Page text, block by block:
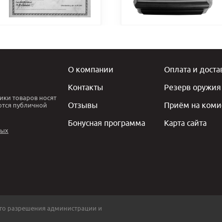
товаров носят
публичной
О компании
Контакты
Отзывы
Бонусная программа
Оплата и
Резерв оружия
Приём на
Карта сайта
разрешения администрации и